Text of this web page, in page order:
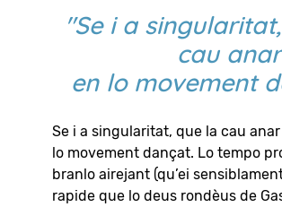
"Se i a
cau
en lo movement
Se i a singularitat, que la cau
lo movement dançat. Lo tempo
branlo airejant (qu’ei
rapide que lo deus rondèus de